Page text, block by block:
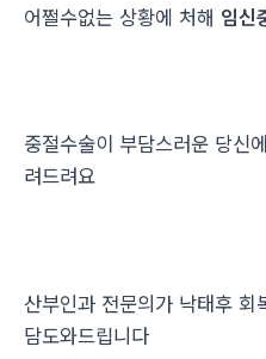
어쩔수없는 상황에 처해 임신
중절수술이 부담스러운 당신
려드려요
산부인과 전문의가 낙태후
담도와드립니다